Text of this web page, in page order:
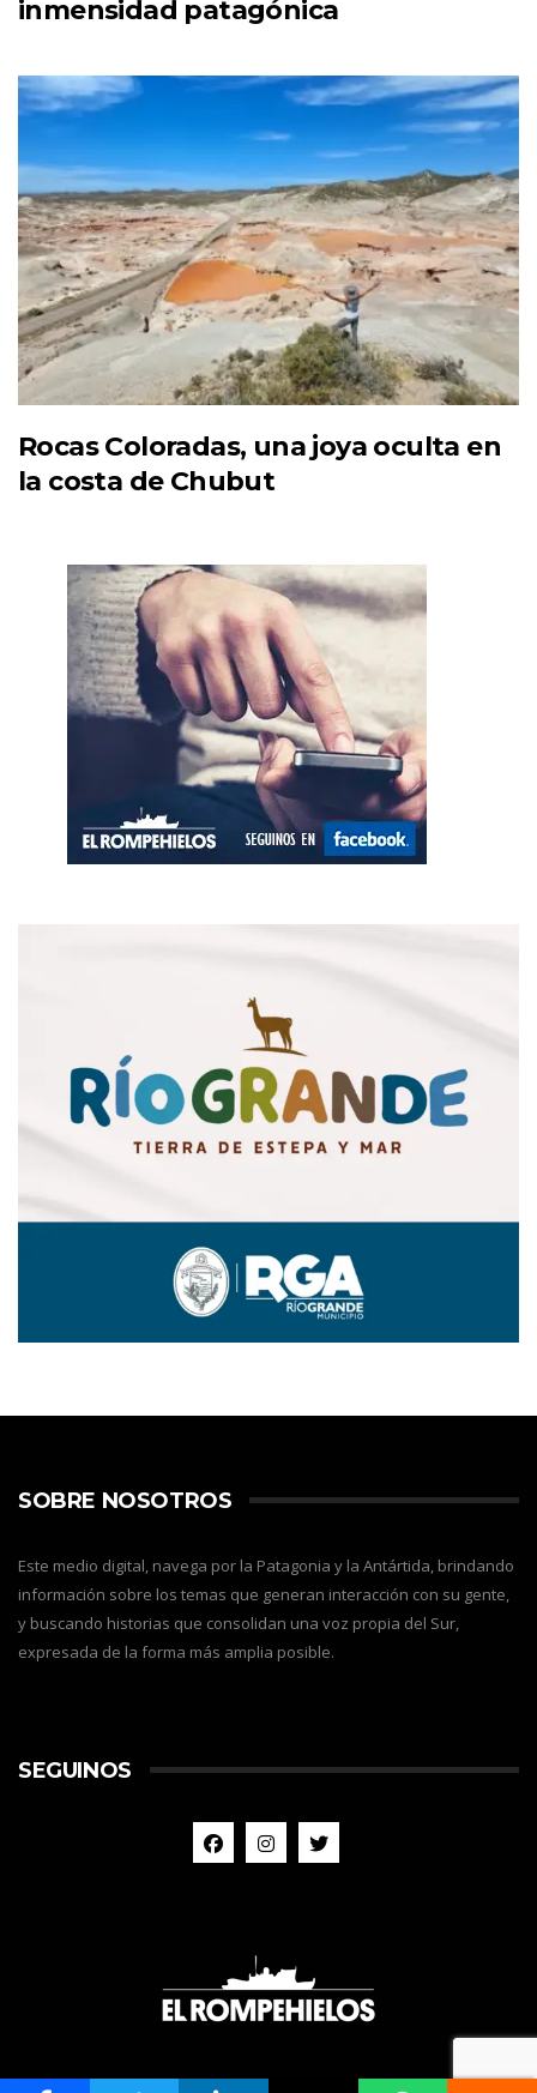
inmensidad patagónica
Rocas Coloradas, una joya oculta en
la costa de Chubut
SOBRE NOSOTROS
Este medio digital, navega por la Patagonia y la Antártida, brindando
información sobre los temas que generan interacción con su gente,
y buscando historias que consolidan una voz propia del Sur,
expresada de la forma más amplia posible.
SEGUINOS